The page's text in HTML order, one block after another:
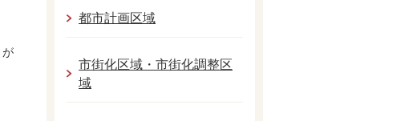
が
都市計画区域
市街化区域・市街化調整区
域